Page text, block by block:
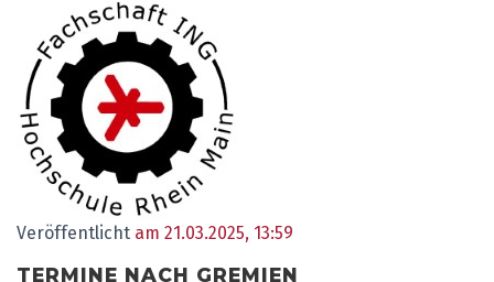
Veröffentlicht am 21.03.2025, 13:59
TERMINE NACH GREMIEN